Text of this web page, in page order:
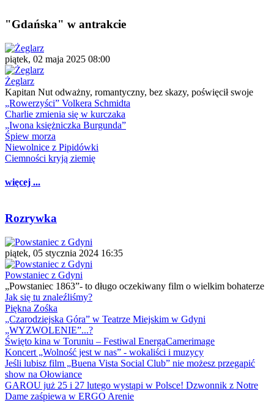
"Gdańska" w antrakcie
piątek, 02 maja 2025 08:00
Żeglarz
Kapitan Nut odważny, romantyczny, bez skazy, poświęcił swoje
„Rowerzyści” Volkera Schmidta
Charlie zmienia się w kurczaka
„Iwona księżniczka Burgunda”
Śpiew morza
Niewolnice z Pipidówki
Ciemności kryją ziemię
więcej ...
Rozrywka
piątek, 05 stycznia 2024 16:35
Powstaniec z Gdyni
„Powstaniec 1863”- to długo oczekiwany film o wielkim bohaterze
Jak się tu znaleźliśmy?
Piękna Zośka
„Czarodziejska Góra” w Teatrze Miejskim w Gdyni
„WYZWOLENIE”...?
Święto kina w Toruniu – Festiwal EnergaCamerimage
Koncert „Wolność jest w nas” - wokaliści i muzycy
Jeśli lubisz film „Buena Vista Social Club” nie możesz przegapić
show na Ołowiance
GAROU już 25 i 27 lutego wystąpi w Polsce! Dzwonnik z Notre
Dame zaśpiewa w ERGO Arenie